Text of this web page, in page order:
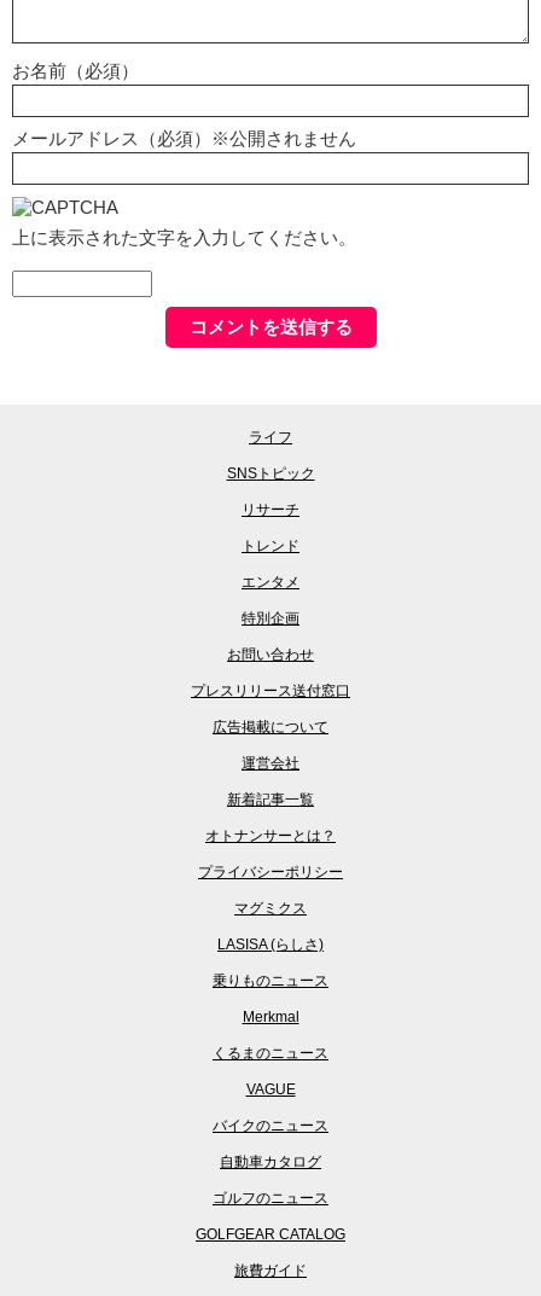
お名前（必須）
メールアドレス（必須）※公開されません
上に表示された文字を入力してください。
ライフ
SNSトピック
リサーチ
トレンド
エンタメ
特別企画
お問い合わせ
プレスリリース送付窓口
広告掲載について
運営会社
新着記事一覧
オトナンサーとは？
プライバシーポリシー
マグミクス
LASISA (らしさ)
乗りものニュース
Merkmal
くるまのニュース
VAGUE
バイクのニュース
自動車カタログ
ゴルフのニュース
GOLFGEAR CATALOG
旅費ガイド